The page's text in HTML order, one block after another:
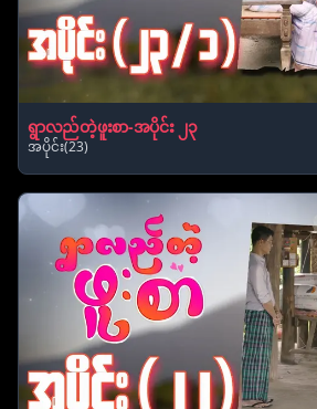
ရွာလည်တဲ့ဖူးစာ-အပိုင်း ၂၃
အပိုင်း(23)